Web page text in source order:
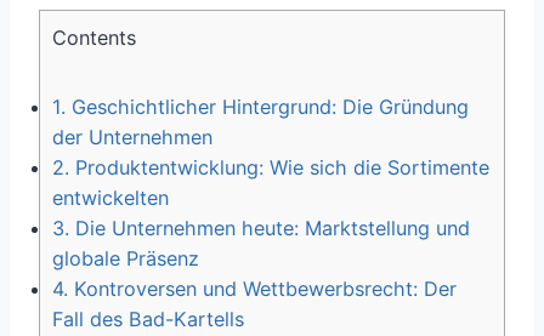
Contents
1. Geschichtlicher Hintergrund: Die Gründung
der Unternehmen
2. Produktentwicklung: Wie sich die Sortimente
entwickelten
3. Die Unternehmen heute: Marktstellung und
globale Präsenz
4. Kontroversen und Wettbewerbsrecht: Der
Fall des Bad-Kartells